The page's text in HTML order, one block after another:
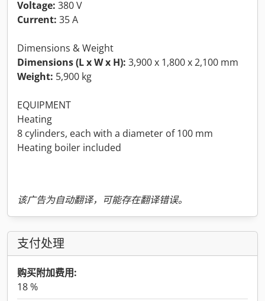
Voltage: 380 V
Current: 35 A
Dimensions & Weight
Dimensions (L x W x H): 3,900 x 1,800 x 2,100 mm
Weight: 5,900 kg
EQUIPMENT
Heating
8 cylinders, each with a diameter of 100 mm
Heating boiler included
该广告为自动翻译，可能存在翻译错误。
支付处理
购买附加费用:
18 %